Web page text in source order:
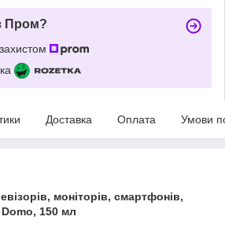
Пром?
Доставка Оплата Умови
моніторів, смартфонів,
Domo, 150 мл